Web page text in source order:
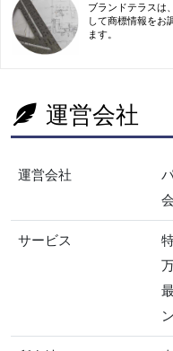
ブランドテラスは
して商標情報をお
ます。
運営会社
運営会社
サービス